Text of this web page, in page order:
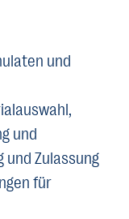
und
und
und Zulassung
für